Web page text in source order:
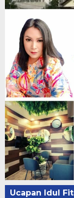
Ucapan Idul